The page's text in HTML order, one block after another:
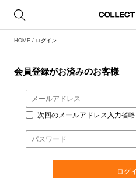
HOME / ログイン
会員登録がお済みのお客様
次回のメールアドレス入力省略